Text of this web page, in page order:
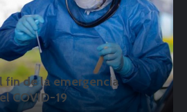
fin de la emergencia
COVID-19